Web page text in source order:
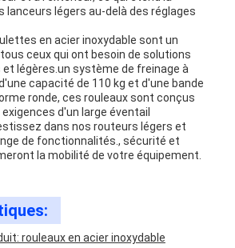
lanceurs légers au-delà des réglages
en acier inoxydable sont un
ceux qui ont besoin de solutions
légères.un système de freinage à
capacité de 110 kg et d'une bande
ronde, ces rouleaux sont conçus
d'un large éventail
dans nos routeurs légers et
de fonctionnalités., sécurité et
la mobilité de votre équipement.
rouleaux en acier inoxydable